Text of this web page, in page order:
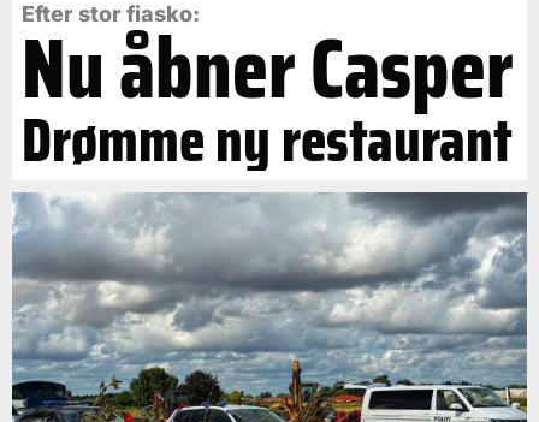
Efter stor fiasko:
Nu åbner Casper
Drømme ny restaurant